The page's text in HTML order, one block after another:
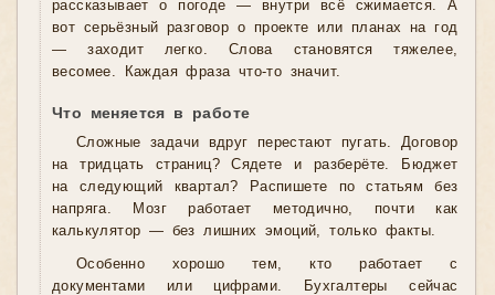
рассказывает о погоде — внутри всё сжимается. А
вот серьёзный разговор о проекте или планах на год
— заходит легко. Слова становятся тяжелее,
весомее. Каждая фраза что-то значит.
Что меняется в работе
Сложные задачи вдруг перестают пугать. Договор
на тридцать страниц? Сядете и разберёте. Бюджет
на следующий квартал? Распишете по статьям без
напряга. Мозг работает методично, почти как
калькулятор — без лишних эмоций, только факты.
Особенно хорошо тем, кто работает с
документами или цифрами. Бухгалтеры сейчас